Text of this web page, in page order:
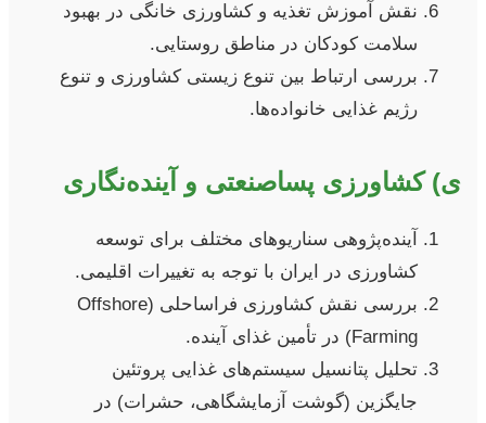
نقش آموزش تغذیه و کشاورزی خانگی در بهبود
سلامت کودکان در مناطق روستایی.
بررسی ارتباط بین تنوع زیستی کشاورزی و تنوع
رژیم غذایی خانواده‌ها.
ی) کشاورزی پساصنعتی و آینده‌نگاری
آینده‌پژوهی سناریوهای مختلف برای توسعه
کشاورزی در ایران با توجه به تغییرات اقلیمی.
بررسی نقش کشاورزی فراساحلی (Offshore
Farming) در تأمین غذای آینده.
تحلیل پتانسیل سیستم‌های غذایی پروتئین
جایگزین (گوشت آزمایشگاهی، حشرات) در